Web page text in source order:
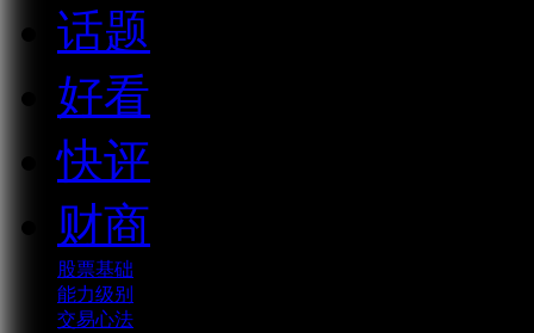
话题
好看
快评
财商
股票基础
能力级别
交易心法